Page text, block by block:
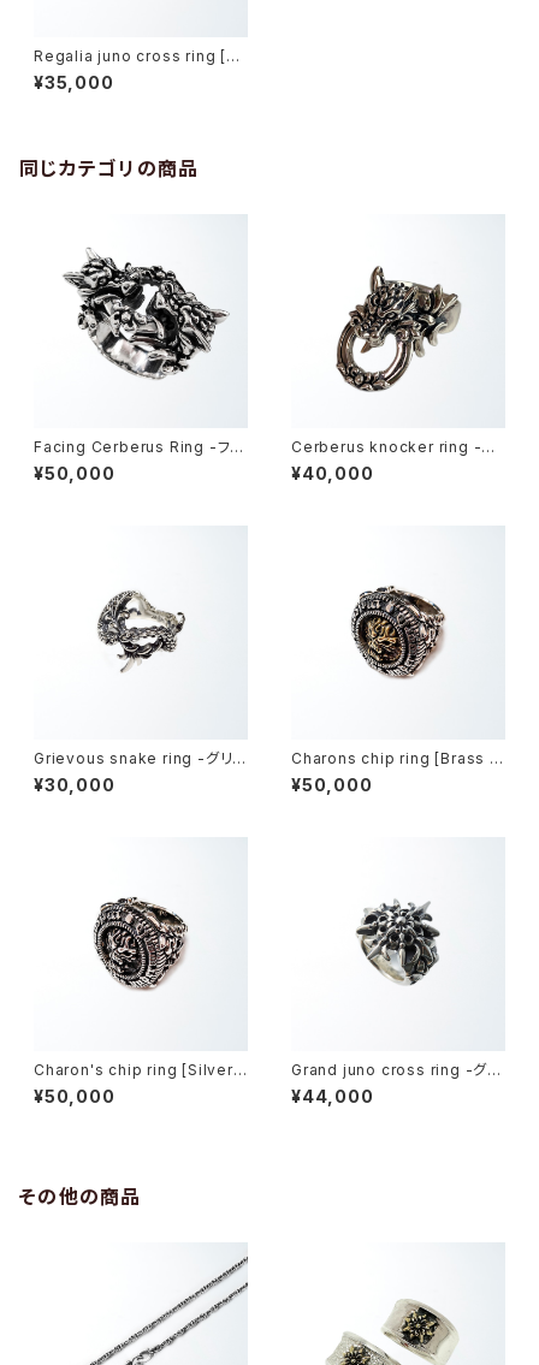
Regalia juno cross ring [Br
ass model] -レガリアジュノー
クロス・リング-
¥35,000
同じカテゴリの商品
Facing Cerberus Ring -フェ
イシングケルベロス・リング-
¥50,000
Cerberus knocker ring -ケ
ルベロスノッカーリング-
¥40,000
Grievous snake ring -グリ
ーヴァスネーク・リング-
¥30,000
Charons chip ring [Brass m
odel] -カロンズチップ・リング-
¥50,000
Charon's chip ring [Silver
model] -カロンズチップ・リン
グ-
¥50,000
Grand juno cross ring -グラ
ンドジュノークロスリング-
¥44,000
その他の商品